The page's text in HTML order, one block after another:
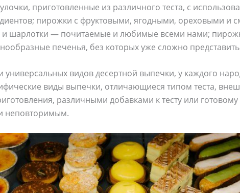
приготовленные из различного теста, с
пирожки с фруктовыми, ягодными, ореховыми и
и шарлотки — почитаемые и любимые всеми нами;
печенья, без которых уже сложно
видов десертной выпечки, у каждого
виды выпечки, отличающиеся типом теста,
различными добавками к тесту или
неповторимым.